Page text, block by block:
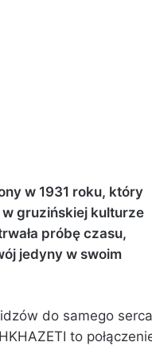
w 1931 roku, który
gruzińskiej kulturze
próbę czasu,
jedyny w swoim
do samego serca
to